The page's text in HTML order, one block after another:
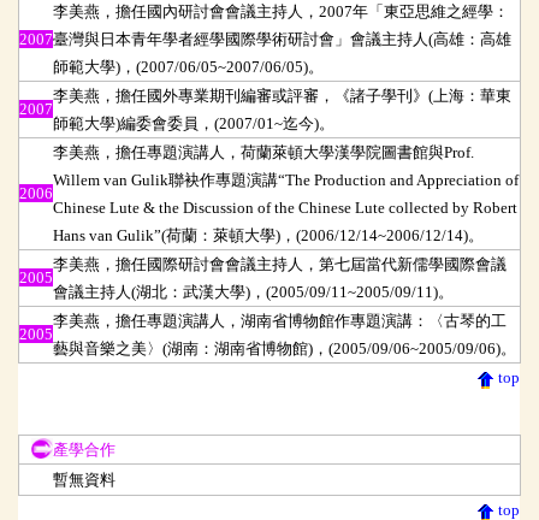
2007
李美燕，擔任國內研討會會議主持人，2007年「東亞思維之經學：
臺灣與日本青年學者經學國際學術研討會」會議主持人(高雄：高雄
師範大學)，(2007/06/05~2007/06/05)。
2007
李美燕，擔任國外專業期刊編審或評審，《諸子學刊》(上海：華東
師範大學)編委會委員，(2007/01~迄今)。
2006
李美燕，擔任專題演講人，荷蘭萊頓大學漢學院圖書館與Prof.
Willem van Gulik聯袂作專題演講“The Production and Appreciation of
Chinese Lute & the Discussion of the Chinese Lute collected by Robert
Hans van Gulik”(荷蘭：萊頓大學)，(2006/12/14~2006/12/14)。
2005
李美燕，擔任國際研討會會議主持人，第七屆當代新儒學國際會議
會議主持人(湖北：武漢大學)，(2005/09/11~2005/09/11)。
2005
李美燕，擔任專題演講人，湖南省博物館作專題演講：〈古琴的工
藝與音樂之美〉(湖南：湖南省博物館)，(2005/09/06~2005/09/06)。
top
產學合作
暫無資料
top